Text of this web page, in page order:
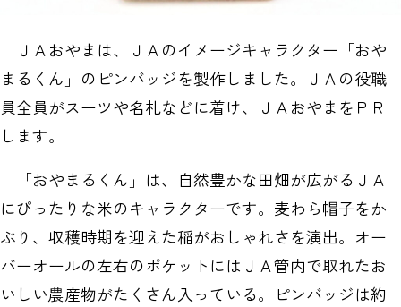
ＪＡおやまは、ＪＡのイメージキャラクター「おや
まるくん」のピンバッジを製作しました。ＪＡの役職
員全員がスーツや名札などに着け、ＪＡおやまをＰＲ
します。
「おやまるくん」は、自然豊かな田畑が広がるＪＡ
にぴったりな米のキャラクターです。麦わら帽子をか
ぶり、収穫時期を迎えた稲がおしゃれさを演出。オー
バーオールの左右のポケットにはＪＡ管内で取れたお
いしい農産物がたくさん入っている。ピンバッジは約